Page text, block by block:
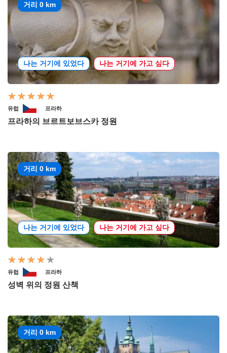
거리 0 km
나는 거기에 있었다 나는 거기에 가고 싶다
유럽 프라하
프라하의 브르트보브스카 정원
거리 0 km
나는 거기에 있었다 나는 거기에 가고 싶다
유럽 프라하
성벽 위의 정원 산책
거리 0 km